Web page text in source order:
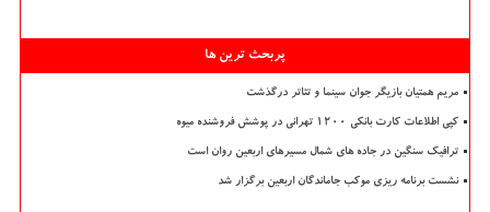
پربحث ترین ها
مریم همتیان بازیگر جوان سینما و تئاتر درگذشت
کپی اطلاعات کارت بانکی ۱۲۰۰ تهرانی در پوشش فروشنده میوه
ترافیک سنگین در جاده های شمال مسیرهای اربعین روان است
نشست برنامه ریزی موکب جاماندگان اربعین برگزار شد